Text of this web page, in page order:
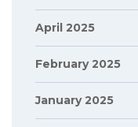
April 2025
February 2025
January 2025